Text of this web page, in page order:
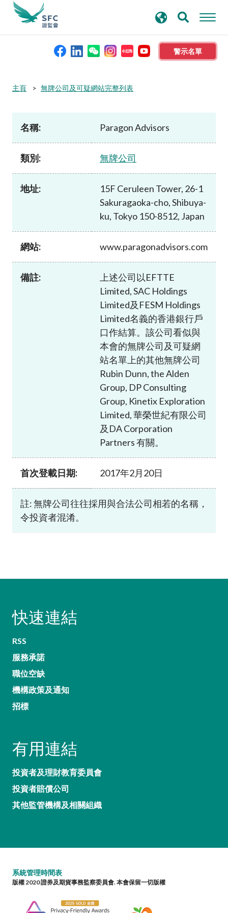
警示名單
本會簡介
規則及標準
資料庫
尋
主頁 無牌公司及可疑網站完整列表
名稱: Paragon Advisors
類別: 無牌公司
地址:
15F Ceruleen Tower, 26-1
Sakuragaoka-cho, Shibuya-
ku, Tokyo 150-8512, Japan
網站: www.paragonadvisors.com
備註:
上述公司以EFTTE
Limited, SAC Holdings
Limited及FESM Holdings
Limited名義的香港銀行戶
口作結算。該公司看似與
本會的無牌公司及可疑網
站名單上的其他無牌公司
Rubin Dunn, the Alden
Group, DP Consulting
Group, Kinetix Exploration
Limited, 華榮世紀有限公司
及DA Corporation
Partners 有關。
首次登載日期: 2017年2月20日
註: 無牌公司往往採用與合法公司相若的名稱，
令投資者混淆。
快速連結
RSS
服務承諾
職位空缺
機構政策及通知
招標
有用連結
投資者及理財教育委員會
投資者賠償公司
其他監管機構及相關組織
系統管理時間表
版權 2020 證券及期貨事務監察委員會. 本會保留一切版權